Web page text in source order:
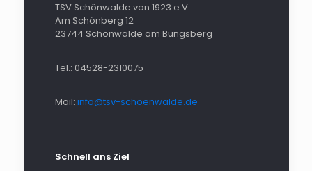
TSV Schönwalde von 1923 e.V.
Am Schönberg 12
23744 Schönwalde am Bungsberg
Tel.: 04528-2310075
Mail: info@tsv-schoenwalde.de
Schnell ans Ziel